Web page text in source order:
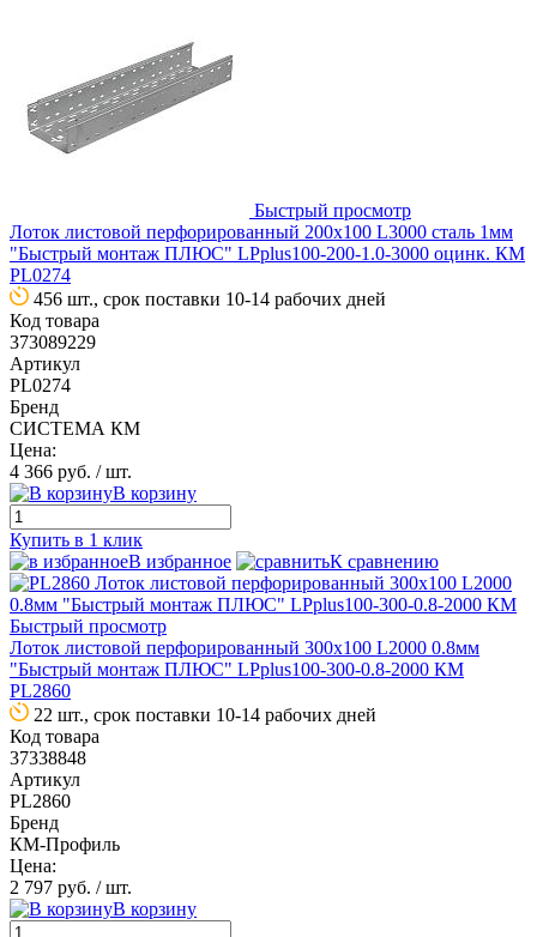
Быстрый просмотр
Лоток листовой перфорированный 200х100 L3000 сталь 1мм
"Быстрый монтаж ПЛЮС" LPplus100-200-1.0-3000 оцинк. КМ
PL0274
456 шт., срок поставки 10-14 рабочих дней
Код товара
373089229
Артикул
PL0274
Бренд
СИСТЕМА КМ
Цена:
4 366 руб. / шт.
В корзину
Купить в 1 клик
В избранное
К сравнению
Быстрый просмотр
Лоток листовой перфорированный 300х100 L2000 0.8мм
"Быстрый монтаж ПЛЮС" LPplus100-300-0.8-2000 КМ
PL2860
22 шт., срок поставки 10-14 рабочих дней
Код товара
37338848
Артикул
PL2860
Бренд
КМ-Профиль
Цена:
2 797 руб. / шт.
В корзину